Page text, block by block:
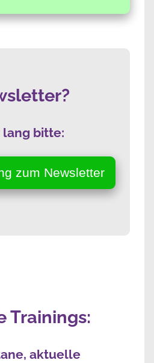
lang bitte:
zum Newsletter
Trainings:
aktuelle